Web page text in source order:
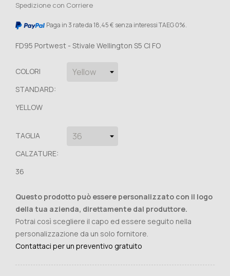
Spedizione con Corriere
Paga in 3 rate da 18,45 € senza interessi TAEG 0%.
FD95 Portwest - Stivale Wellington S5 CI FO
COLORI
STANDARD:
YELLOW
TAGLIA
CALZATURE:
36
Questo prodotto può essere personalizzato con il logo
della tua azienda, direttamente dal produttore.
Potrai così scegliere il capo ed essere seguito nella
personalizzazione da un solo fornitore.
Contattaci per un preventivo gratuito